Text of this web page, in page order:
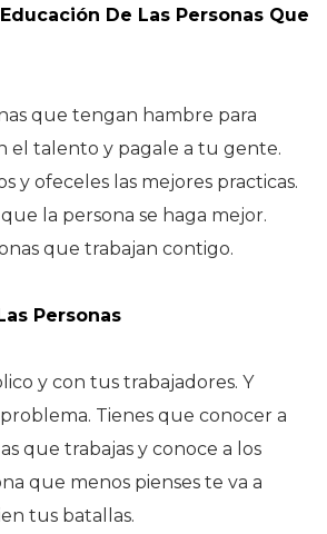
De Las Personas Que
que tengan hambre para
el talento y pagale a tu gente.
y ofeceles las mejores practicas.
la persona se haga mejor.
que trabajan contigo.
Personas
y con tus trabajadores. Y
Tienes que conocer a
que trabajas y conoce a los
que menos pienses te va a
tus batallas.